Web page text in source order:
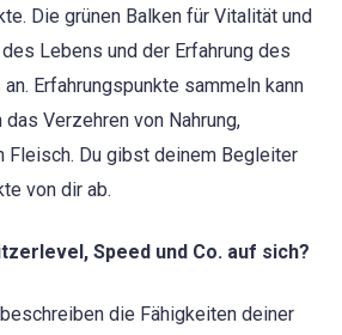
Die grünen Balken für Vitalität und
Lebens und der Erfahrung des
Erfahrungspunkte sammeln kann
Verzehren von Nahrung,
Du gibst deinem Begleiter
von dir ab.
Speed und Co. auf sich?
die Fähigkeiten deiner